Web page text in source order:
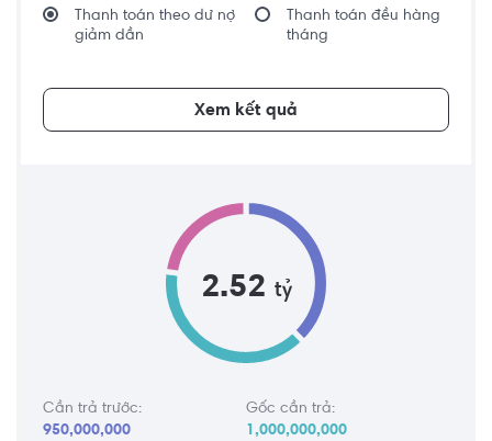
Thanh toán theo dư nợ
giảm dần
Thanh toán đều hàng
tháng
Xem kết quả
2.52 tỷ
Cần trả trước:
950,000,000
Gốc cần trả:
1,000,000,000